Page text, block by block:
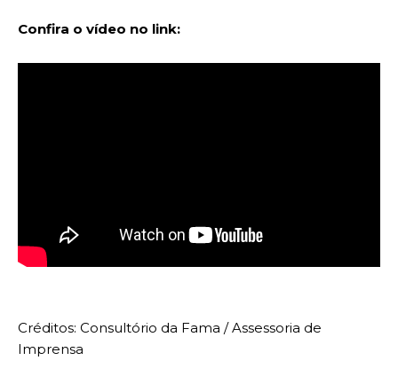
Confira o vídeo no link:
Créditos: Consultório da Fama / Assessoria de
Imprensa